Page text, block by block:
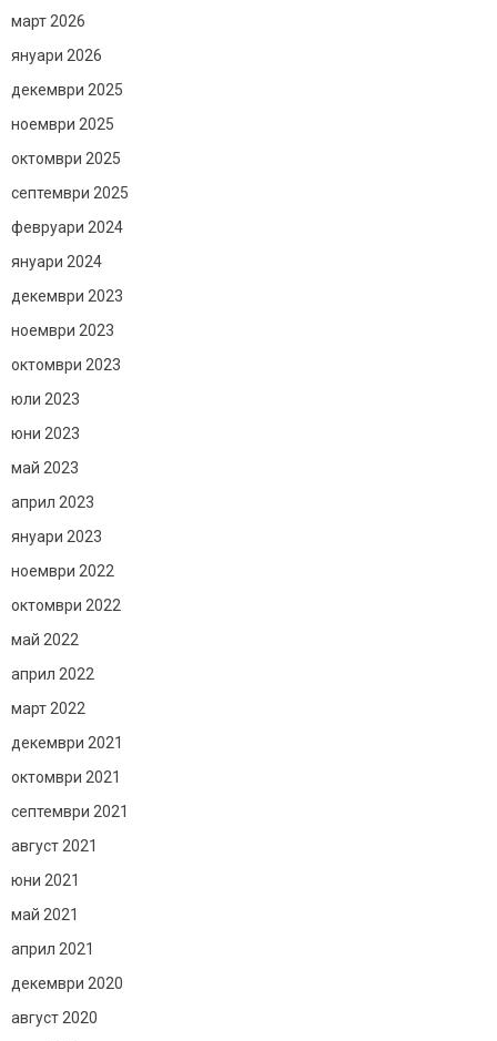
март 2026
януари 2026
декември 2025
ноември 2025
октомври 2025
септември 2025
февруари 2024
януари 2024
декември 2023
ноември 2023
октомври 2023
юли 2023
юни 2023
май 2023
април 2023
януари 2023
ноември 2022
октомври 2022
май 2022
април 2022
март 2022
декември 2021
октомври 2021
септември 2021
август 2021
юни 2021
май 2021
април 2021
декември 2020
август 2020